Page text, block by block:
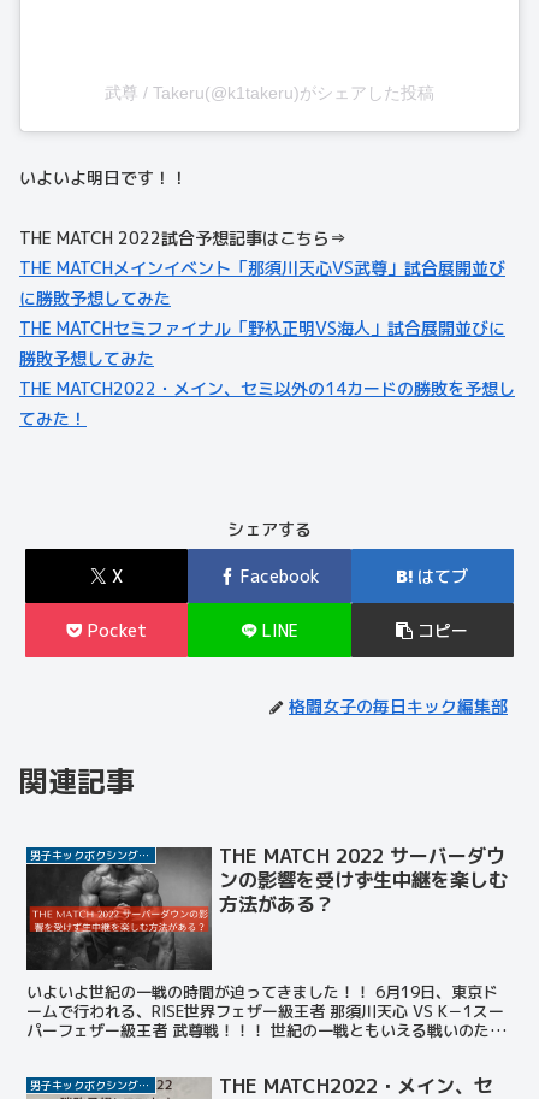
武尊 / Takeru(@k1takeru)がシェアした投稿
いよいよ明日です！！
THE MATCH 2022試合予想記事はこちら⇒
THE MATCHメインイベント「那須川天心VS武尊」試合展開並び
に勝敗予想してみた
THE MATCHセミファイナル「野杁正明VS海人」試合展開並びに
勝敗予想してみた
THE MATCH2022・メイン、セミ以外の14カードの勝敗を予想し
てみた！
シェアする
X Facebook はてブ
Pocket LINE コピー
格闘女子の毎日キック編集部
関連記事
男子キックボクシング選手
THE MATCH 2022 サーバーダウ
ンの影響を受けず生中継を楽しむ
方法がある？
いよいよ世紀の一戦の時間が迫ってきました！！ 6月19日、東京ド
ームで行われる、RISE世界フェザー級王者 那須川天心 VS K－1スー
パーフェザー級王者 武尊戦！！！ 世紀の一戦ともいえる戦いのため
男子キックボクシング選手
THE MATCH2022・メイン、セ